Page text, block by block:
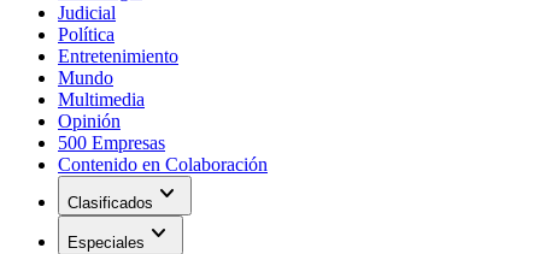
Judicial
Política
Entretenimiento
Mundo
Multimedia
Opinión
500 Empresas
Contenido en Colaboración
Clasificados expand_more
Especiales expand_more